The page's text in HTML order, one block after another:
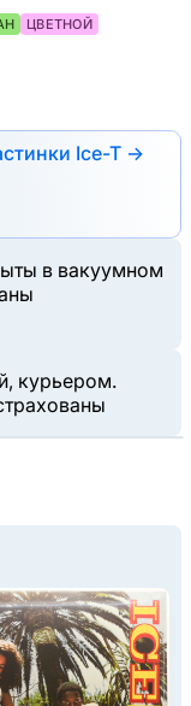
ЦВЕТНОЙ
Ice-T →
в вакуумном
курьером.